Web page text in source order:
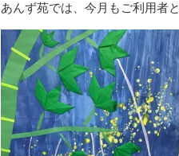
あんず苑では、今月もご利用者